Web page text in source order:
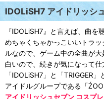
IDOLiSH7 アイドリッシ
『IDOLiSH7』と言えば、曲
めちゃくちゃかっこいいトラ
ルなので、ゲーム中の全曲が
白いので、続きが気になって
「IDOLiSH7」と「TRIGGER
アイドルグループである「
アイドリッシュセブン コスプ